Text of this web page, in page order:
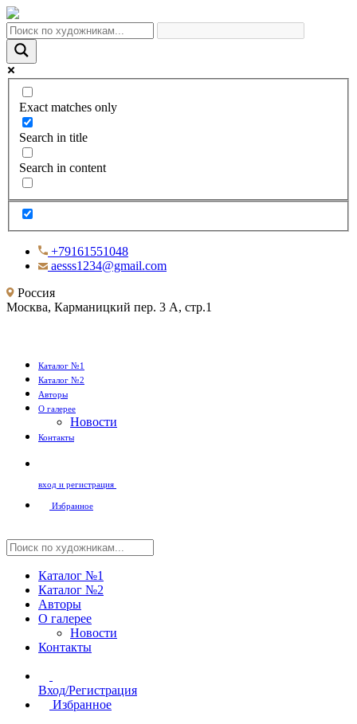
Exact matches only
Search in title
Search in content
+79161551048
aesss1234@gmail.com
Россия
Москва, Карманицкий пер. 3 А, стр.1
Каталог №1
Каталог №2
Авторы
О галерее
Новости
Контакты
вход и регистрация
Избранное
Каталог №1
Каталог №2
Авторы
О галерее
Новости
Контакты
Вход/Регистрация
Избранное